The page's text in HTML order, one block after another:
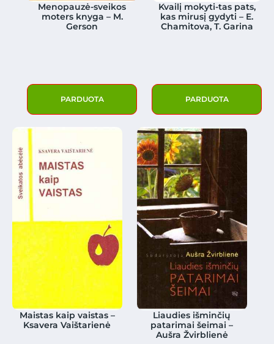
Menopauzė-sveikos
moters knyga – M.
Gerson
PARDUOTA
Kvailį mokyti-tas pats,
kas mirusį gydyti – E.
Chamitova, T. Garina
PARDUOTA
Maistas kaip vaistas –
Ksavera Vaištarienė
Liaudies išminčių
patarimai šeimai –
Aušra Žvirblienė